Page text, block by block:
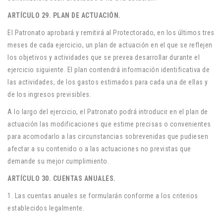
ARTÍCULO 29. PLAN DE ACTUACIÓN.
El Patronato aprobará y remitirá al Protectorado, en los últimos tres
meses de cada ejercicio, un plan de actuación en el que se reflejen
los objetivos y actividades que se prevea desarrollar durante el
ejercicio siguiente. El plan contendrá información identificativa de
las actividades, de los gastos estimados para cada una de ellas y
de los ingresos previsibles.
A lo largo del ejercicio, el Patronato podrá introducir en el plan de
actuación las modificaciones que estime precisas o convenientes
para acomodarlo a las circunstancias sobrevenidas que pudiesen
afectar a su contenido o a las actuaciones no previstas que
demande su mejor cumplimiento.
ARTÍCULO 30. CUENTAS ANUALES.
1. Las cuentas anuales se formularán conforme a los criterios
establecidos legalmente.